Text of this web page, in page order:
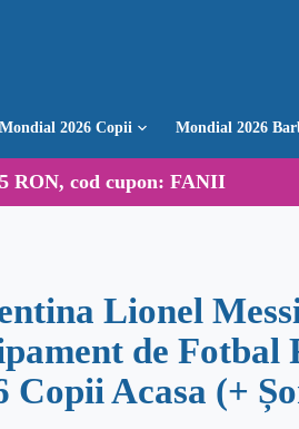
Mondial 2026 Copii Mondial 2026
RON, cod cupon: FANII
Lionel
de Fotbal
Copii Acasa (+